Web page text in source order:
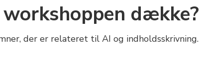
dække?
der er relateret til AI og indholdsskrivning.